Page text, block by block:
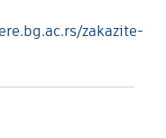
zakazite-